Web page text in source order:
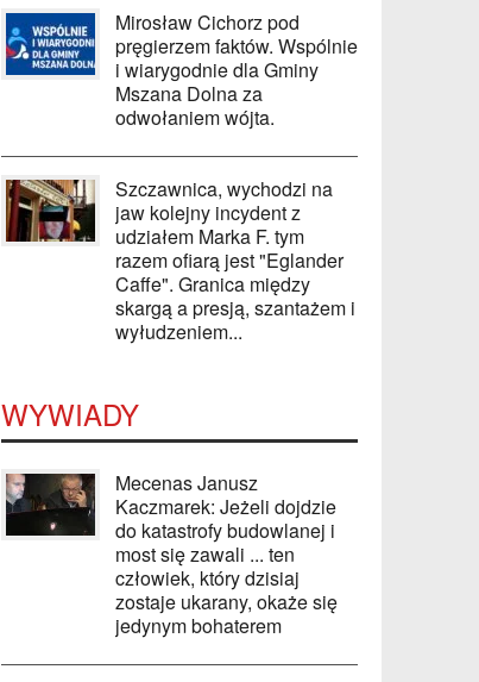
Mirosław Cichorz pod
pręgierzem faktów. Wspólnie
i wiarygodnie dla Gminy
Mszana Dolna za
odwołaniem wójta.
Szczawnica, wychodzi na
jaw kolejny incydent z
udziałem Marka F. tym
razem ofiarą jest "Eglander
Caffe". Granica między
skargą a presją, szantażem i
wyłudzeniem...
WYWIADY
Mecenas Janusz
Kaczmarek: Jeżeli dojdzie
do katastrofy budowlanej i
most się zawali ... ten
człowiek, który dzisiaj
zostaje ukarany, okaże się
jedynym bohaterem